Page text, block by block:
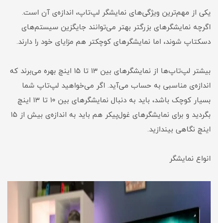
یکی از مهم‌ترین ویژگی‌های نمایشگر لپ‌تاپ، اندازه‌ی آن است.
اگرچه نمایشگرهای بزرگتر بهتر می‌توانند جایگزین سیستم‌های
دسکتاپ شوند، اما نمایشگرهای کوچکتر هم مزایای خود را دارند.
بیشتر لپ‌تاپ‌ها از نمایشگرهای بین ۱۳ تا ۱۵ اینچ بهره می‌برند که
اندازه‌ی مناسبی به حساب می‌آید. اگر می‌خواهید لپ‌تاپ شما
بسیار کوچک باشد، باید به دنبال نمایشگرهای بین ۱۰ تا ۱۳ اینچ
بگردید و برای نمایشگرهای غول‌پیکر هم باید به اندازه‌ی بیش از ۱۵
اینچ نگاهی بیندازید.
انواع نمایشگر